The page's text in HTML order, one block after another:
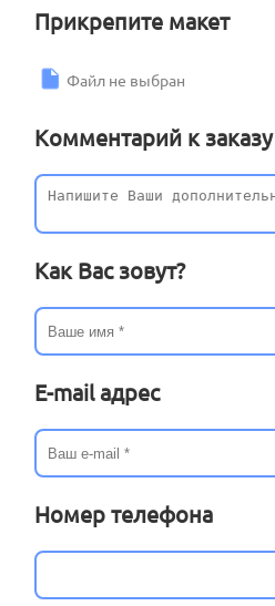
Прикрепите макет
Файл не выбран
Комментарий к заказу
Как Вас зовут?
E-mail адрес
Номер телефона